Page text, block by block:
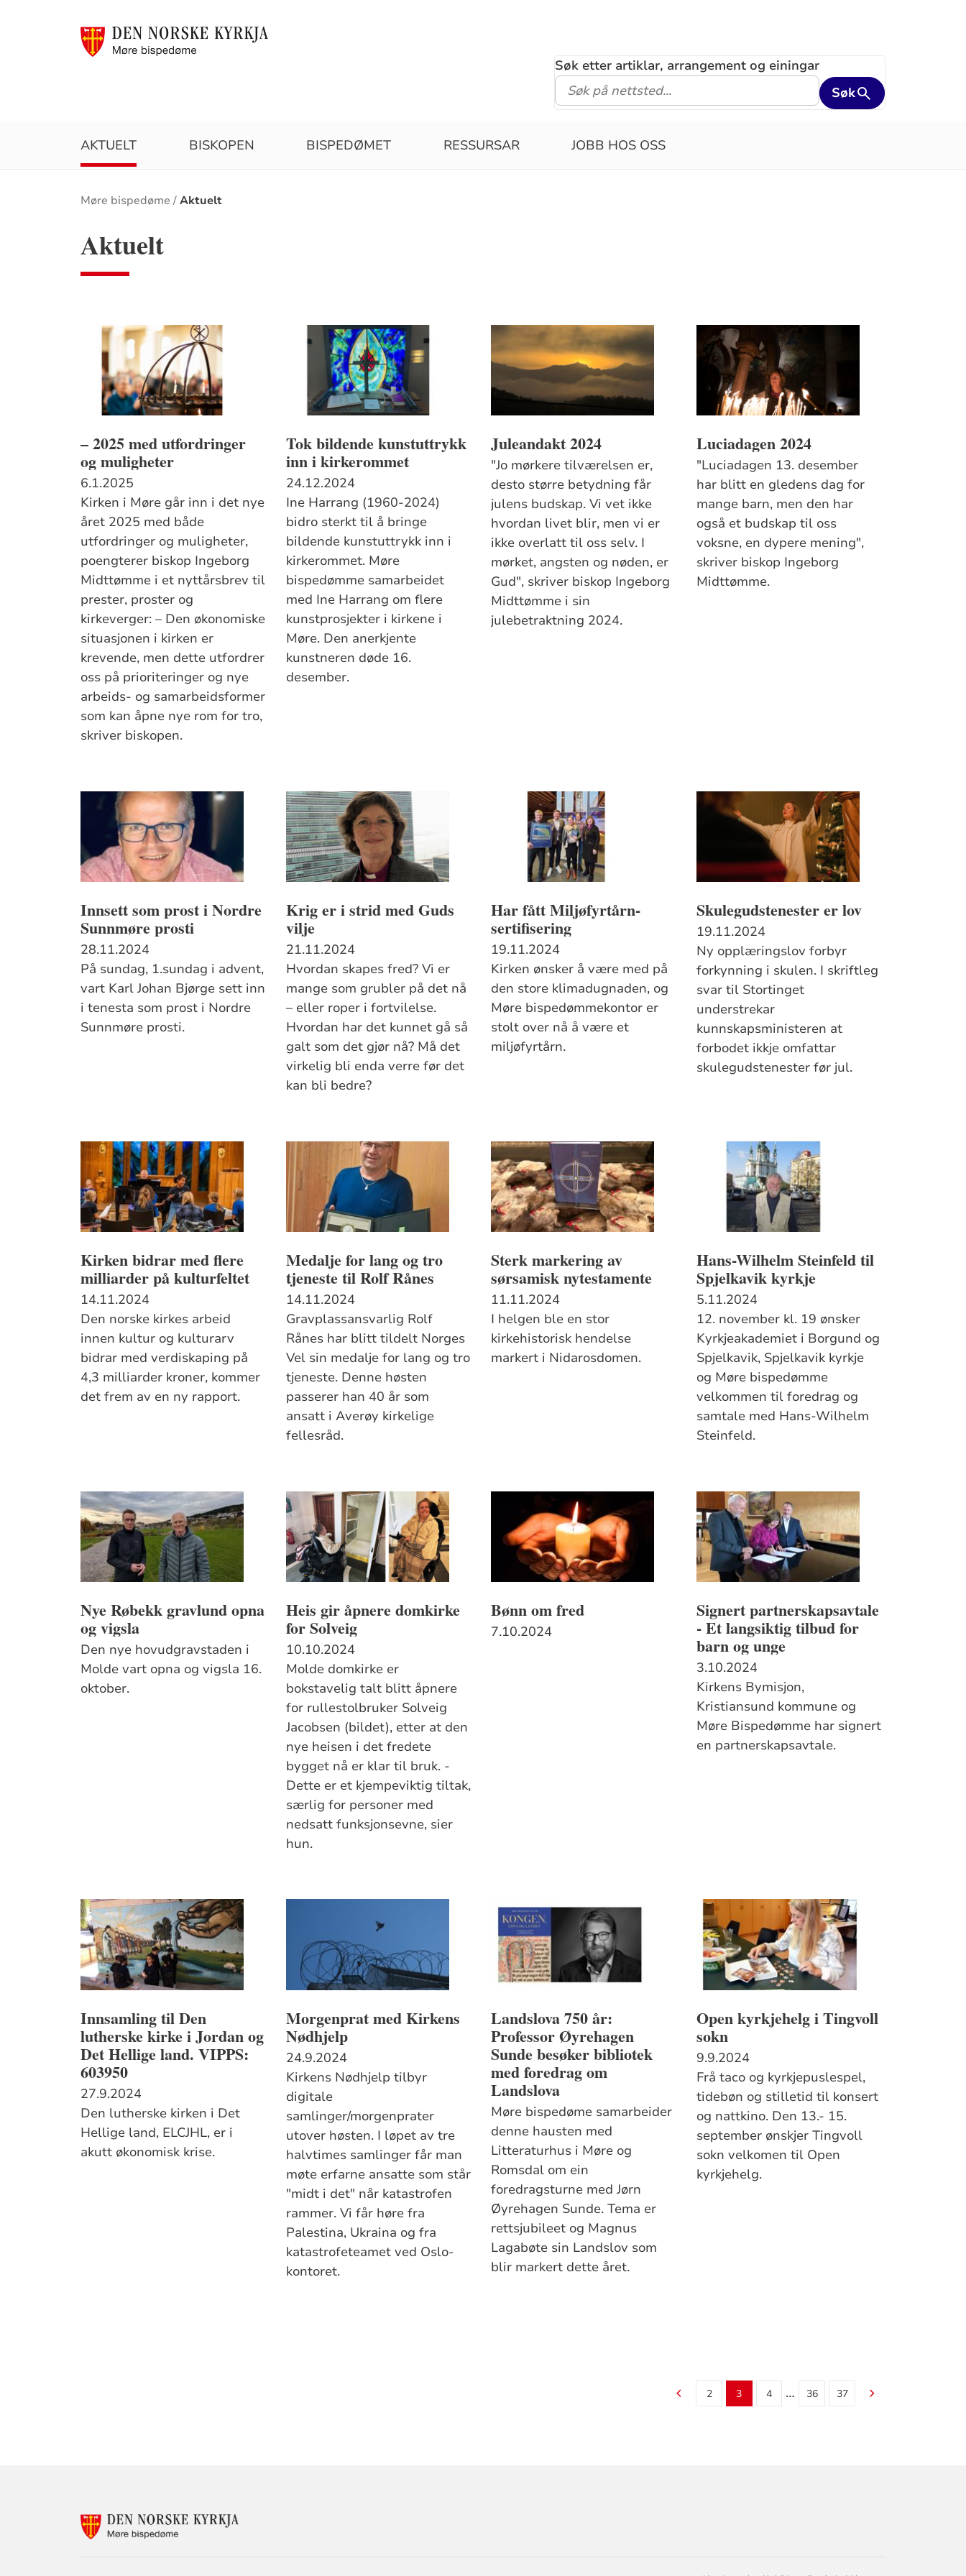
Søk etter artiklar, arrangement og einingar
Søk
AKTUELT BISKOPEN BISPEDØMET RESSURSAR JOBB HOS OSS
Brødsmulesti
Møre bispedøme Aktuelt
Aktuelt
– 2025 med utfordringer
og muligheter
6.1.2025
Kirken i Møre går inn i det nye
året 2025 med både
utfordringer og muligheter,
poengterer biskop Ingeborg
Midttømme i et nyttårsbrev til
prester, proster og
kirkeverger: – Den økonomiske
situasjonen i kirken er
krevende, men dette utfordrer
oss på prioriteringer og nye
arbeids- og samarbeidsformer
som kan åpne nye rom for tro,
skriver biskopen.
Tok bildende kunstuttrykk
inn i kirkerommet
24.12.2024
Ine Harrang (1960-2024)
bidro sterkt til å bringe
bildende kunstuttrykk inn i
kirkerommet. Møre
bispedømme samarbeidet
med Ine Harrang om flere
kunstprosjekter i kirkene i
Møre. Den anerkjente
kunstneren døde 16.
desember.
Juleandakt 2024
"Jo mørkere tilværelsen er,
desto større betydning får
julens budskap. Vi vet ikke
hvordan livet blir, men vi er
ikke overlatt til oss selv. I
mørket, angsten og nøden, er
Gud", skriver biskop Ingeborg
Midttømme i sin
julebetraktning 2024.
Luciadagen 2024
"Luciadagen 13. desember
har blitt en gledens dag for
mange barn, men den har
også et budskap til oss
voksne, en dypere mening",
skriver biskop Ingeborg
Midttømme.
Innsett som prost i Nordre
Sunnmøre prosti
28.11.2024
På sundag, 1.sundag i advent,
vart Karl Johan Bjørge sett inn
i tenesta som prost i Nordre
Sunnmøre prosti.
Krig er i strid med Guds
vilje
21.11.2024
Hvordan skapes fred? Vi er
mange som grubler på det nå
– eller roper i fortvilelse.
Hvordan har det kunnet gå så
galt som det gjør nå? Må det
virkelig bli enda verre før det
kan bli bedre?
Har fått Miljøfyrtårn-
sertifisering
19.11.2024
Kirken ønsker å være med på
den store klimadugnaden, og
Møre bispedømmekontor er
stolt over nå å være et
miljøfyrtårn.
Skulegudstenester er lov
19.11.2024
Ny opplæringslov forbyr
forkynning i skulen. I skriftleg
svar til Stortinget
understrekar
kunnskapsministeren at
forbodet ikkje omfattar
skulegudstenester før jul.
Kirken bidrar med flere
milliarder på kulturfeltet
14.11.2024
Den norske kirkes arbeid
innen kultur og kulturarv
bidrar med verdiskaping på
4,3 milliarder kroner, kommer
det frem av en ny rapport.
Medalje for lang og tro
tjeneste til Rolf Rånes
14.11.2024
Gravplassansvarlig Rolf
Rånes har blitt tildelt Norges
Vel sin medalje for lang og tro
tjeneste. Denne høsten
passerer han 40 år som
ansatt i Averøy kirkelige
fellesråd.
Sterk markering av
sørsamisk nytestamente
11.11.2024
I helgen ble en stor
kirkehistorisk hendelse
markert i Nidarosdomen.
Hans-Wilhelm Steinfeld til
Spjelkavik kyrkje
5.11.2024
12. november kl. 19 ønsker
Kyrkjeakademiet i Borgund og
Spjelkavik, Spjelkavik kyrkje
og Møre bispedømme
velkommen til foredrag og
samtale med Hans-Wilhelm
Steinfeld.
Nye Røbekk gravlund opna
og vigsla
Den nye hovudgravstaden i
Molde vart opna og vigsla 16.
oktober.
Heis gir åpnere domkirke
for Solveig
10.10.2024
Molde domkirke er
bokstavelig talt blitt åpnere
for rullestolbruker Solveig
Jacobsen (bildet), etter at den
nye heisen i det fredete
bygget nå er klar til bruk. -
Dette er et kjempeviktig tiltak,
særlig for personer med
nedsatt funksjonsevne, sier
hun.
Bønn om fred
7.10.2024
Signert partnerskapsavtale
- Et langsiktig tilbud for
barn og unge
3.10.2024
Kirkens Bymisjon,
Kristiansund kommune og
Møre Bispedømme har signert
en partnerskapsavtale.
Innsamling til Den
lutherske kirke i Jordan og
Det Hellige land. VIPPS:
603950
27.9.2024
Den lutherske kirken i Det
Hellige land, ELCJHL, er i
akutt økonomisk krise.
Morgenprat med Kirkens
Nødhjelp
24.9.2024
Kirkens Nødhjelp tilbyr
digitale
samlinger/morgenprater
utover høsten. I løpet av tre
halvtimes samlinger får man
møte erfarne ansatte som står
"midt i det" når katastrofen
rammer. Vi får høre fra
Palestina, Ukraina og fra
katastrofeteamet ved Oslo-
kontoret.
Landslova 750 år:
Professor Øyrehagen
Sunde besøker bibliotek
med foredrag om
Landslova
Møre bispedøme samarbeider
denne hausten med
Litteraturhus i Møre og
Romsdal om ein
foredragsturne med Jørn
Øyrehagen Sunde. Tema er
rettsjubileet og Magnus
Lagabøte sin Landslov som
blir markert dette året.
Open kyrkjehelg i Tingvoll
sokn
9.9.2024
Frå taco og kyrkjepuslespel,
tidebøn og stilletid til konsert
og nattkino. Den 13.- 15.
september ønskjer Tingvoll
sokn velkomen til Open
kyrkjehelg.
2 3 4 … 36 37
KONTAKTINFORMASJON